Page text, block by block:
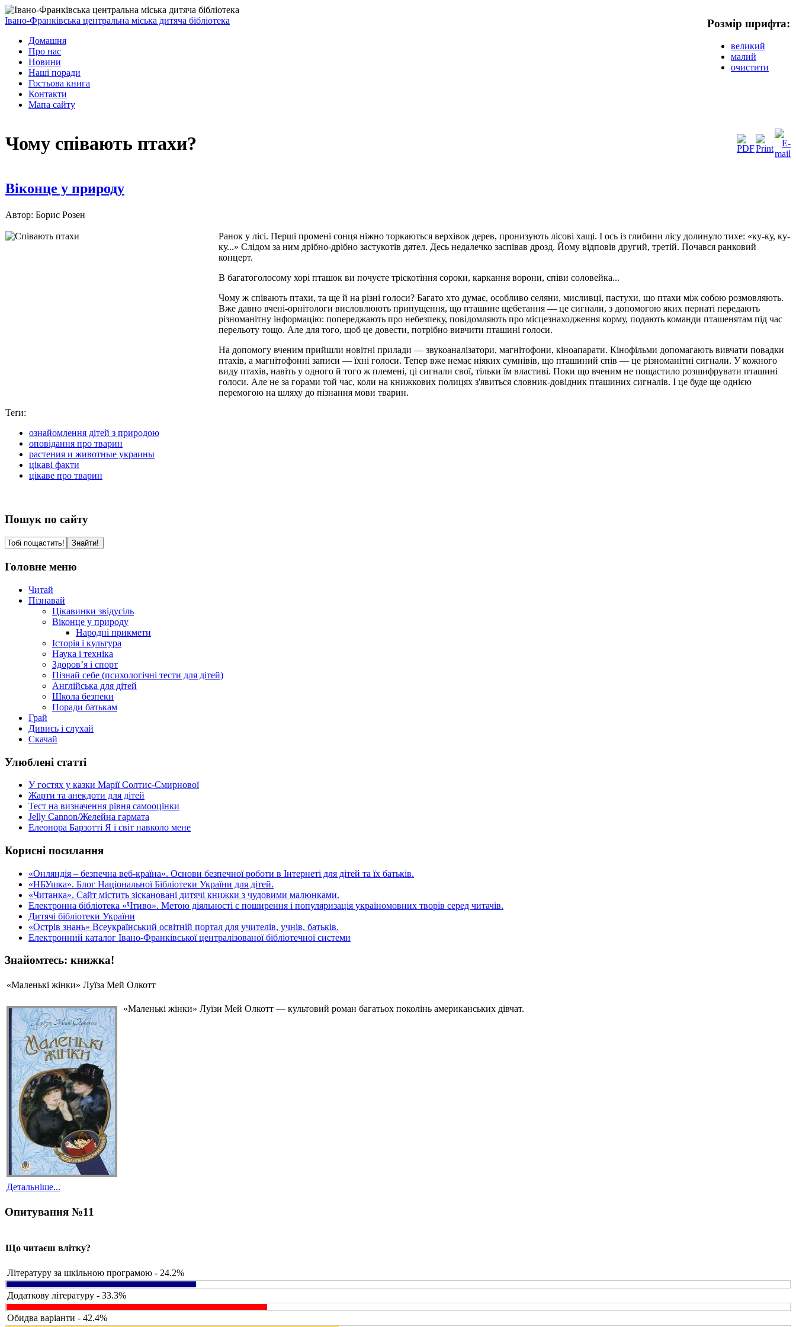
Івано-Франківська центральна міська дитяча бібліотека
Домашня
Про нас
Новини
Наші поради
Гостьова книга
Контакти
Мапа сайту
Розмір шрифта:
великий
малий
очистити
Чому співають птахи?
Віконце у природу
Автор: Борис Розен
Ранок у лісі. Перші промені сон­ця ніжно торкаються верхівок дерев, пронизують лісові хащі. І ось із гли­бини лісу долинуло тихе: «ку-ку, ку-
ку...» Слідом за ним дрібно-дрібно за­стукотів дятел. Десь недалечко за­співав дрозд. Йому відповів другий, третій. Почався ранковий
концерт.
В багатоголосому хорі пташок ви почуєте тріскотіння сороки, каркан­ня ворони, співи соловейка...
Чому ж співають птахи, та ще й на різні голоси? Багато хто думає, особливо селяни, мисливці, пастухи, що птахи між собою розмовляють.
Вже давно вчені-орнітологи вислов­люють припущення, що пташине ще­бетання — це сигнали, з допомогою яких пернаті передають
різноманіт­ну інформацію: попереджають про небезпеку, повідомляють про місцезнаходження корму, подають коман­ди пташенятам під час
перельоту тощо. Але для того, щоб це довести, потрібно вивчити пташині голоси.
На допомогу вченим прийшли но­вітні прилади — звукоаналізатори, магнітофони, кіноапарати. Кінофіль­ми допомагають вивчати повадки
птахів, а магнітофонні записи — їхні голоси. Тепер вже немає ніяких сум­нівів, що пташиний спів — це різ­номанітні сигнали. У кожного
виду птахів, навіть у одного й того ж пле­мені, ці сигнали свої, тільки їм вла­стиві. Поки що вченим не пощасти­ло розшифрувати пташині
голоси. Але не за горами той час, коли на книжкових полицях з'явиться словник-довідник пташиних сигналів. І це буде ще однією
перемогою на шля­ху до пізнання мови тварин.
Теґи:
ознайомлення дітей з природою
оповідання про тварин
растения и животные украины
цікаві факти
цікаве про тварин
Пошук по сайту
Головне меню
Читай
Пізнавай
Цікавинки звідусіль
Віконце у природу
Народні прикмети
Історія і культура
Наука і техніка
Здоров’я і спорт
Пізнай себе (психологічні тести для дітей)
Англійська для дітей
Школа безпеки
Поради батькам
Грай
Дивись і слухай
Скачай
Улюблені статті
У гостях у казки Марії Солтис-Смирнової
Жарти та анекдоти для дітей
Тест на визначення рівня самооцінки
Jelly Cannon/Желейна гармата
Елеонора Барзотті Я і світ навколо мене
Корисні посилання
«Oнляндія – безпечна веб-країна». Основи безпечної роботи в Інтернеті для дітей та їх батьків.
«НБУшка». Блог Національної Бібліотеки України для дітей.
«Читанка». Сайт містить зіскановані дитячі книжки з чудовими малюнками.
Електронна бібліотека «Чтиво». Метою діяльності є поширення і популяризація україномовних творів серед читачів.
Дитячі бібліотеки України
«Острів знань» Всеукраїнський освітній портал для учителів, учнів, батьків.
Електронний каталог Івано-Франківської централізованої бібліотечної системи
Знайомтесь: книжка!
«Маленькі жінки» Луїза Мей Олкотт
«Маленькі жінки» Луїзи Мей Олкотт — культовий роман багатьох поколінь американських дівчат.
Детальніше...
Опитування №11
Що читаєш влітку?
Літературу за шкільною програмою - 24.2%
Додаткову літературу - 33.3%
Обидва варіанти - 42.4%